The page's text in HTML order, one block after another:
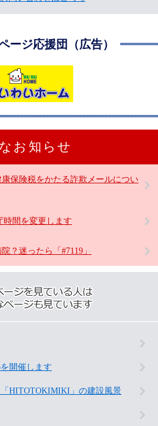
ージ応援団（広告）
お知らせ
保険税をかたる詐欺メールについ
時間を変更します
？迷ったら「#7119」
開催します
HITOTOKIMIKI」の建設風景